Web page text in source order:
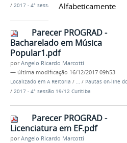
Alfabeticamente
/ 2017 - 4ª sessão 19/12 Curitiba
Parecer PROGRAD -
Bacharelado em Música
Popular1.pdf
porAngelo Ricardo Marcotti
— última modificação 16/12/2017 09h53
Localizado em A Reitoria / / Pautas on-line
/ 2017 - 4ª sessão 19/12 Curitiba
Parecer PROGRAD -
Licenciatura em EF.pdf
porAngelo Ricardo Marcotti